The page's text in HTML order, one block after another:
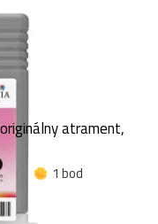
atrament,
1 bod